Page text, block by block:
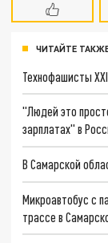
ЧИТАЙТЕ
Технофашисты
"Людей это
зарплатах" в
В Самарской
Микроавтобус с
трассе в